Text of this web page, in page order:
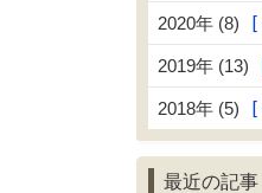
2020年 (8)
2019年 (13)
2018年 (5)
最近の記事